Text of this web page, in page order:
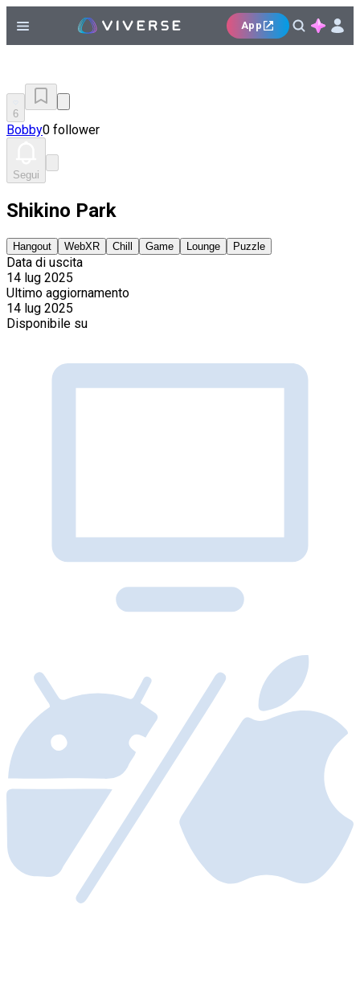
App
6
Bobby0 follower
Segui
Shikino Park
Hangout WebXR Chill Game Lounge Puzzle
Data di uscita
14 lug 2025
Ultimo aggiornamento
14 lug 2025
Disponibile su